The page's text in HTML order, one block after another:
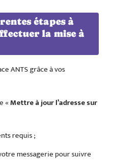
étapes à
la mise à
ANTS grâce à vos
«Mettre à jour l’adresse sur
requis ;
messagerie pour suivre